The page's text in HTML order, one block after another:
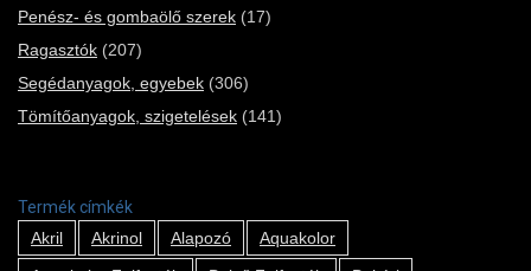
Penész- és gombaölő szerek (17)
Ragasztók (207)
Segédanyagok, egyebek (306)
Tömítőanyagok, szigetelések (141)
Termék címkék
Akril
Akrinol Alapozó
Aquakolor